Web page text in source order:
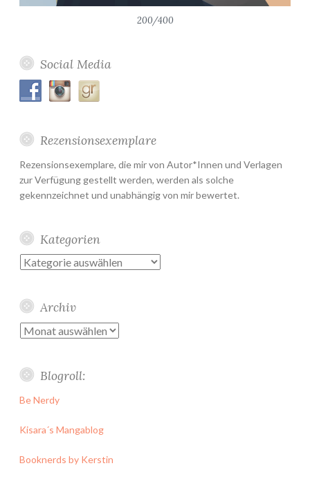
200/400
Social Media
Rezensionsexemplare
Rezensionsexemplare, die mir von Autor*Innen und Verlagen
zur Verfügung gestellt werden, werden als solche
gekennzeichnet und unabhängig von mir bewertet.
Kategorien
Kategorien
Archiv
Archiv
Blogroll:
Be Nerdy
Kisara´s Mangablog
Booknerds by Kerstin